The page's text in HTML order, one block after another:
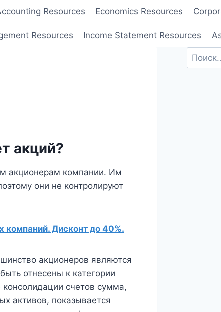
Resources Economics Resources
Resources Income Statement Resources
акций?
акционерам компании. Им
они не контролируют
компаний. Дисконт до 40%.
акционеров являются
отнесены к категории
счетов сумма,
активов, показывается
Найти: